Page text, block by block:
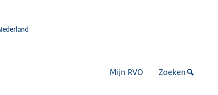
Mijn RVO Zoeken